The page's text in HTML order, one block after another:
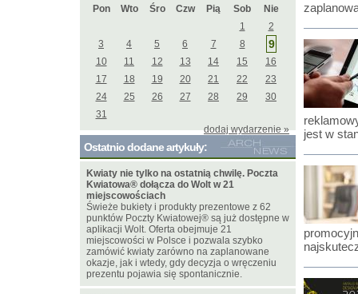
jest w
Pon
Wto Śro Czw Pią Sob
Nie
1
2
3
4 5 6 7 8 9
10 11 12 13 14 15
16
17
18 19 20 21 22
23
24
25 26 27 28 29
30
31
dodaj wydarzenie »
Ostatnio dodane artykuły:
Kwiaty nie tylko na ostatnią chwilę. Poczta
Kwiatowa® dołącza do Wolt w 21
miejscowościach
Świeże bukiety i produkty prezentowe z 62
punktów Poczty Kwiatowej® są już dostępne w
aplikacji Wolt. Oferta obejmuje 21
miejscowości w Polsce i pozwala szybko
zamówić kwiaty zarówno na zaplanowane
okazje, jak i wtedy, gdy decyzja o wręczeniu
prezentu pojawia się spontanicznie.